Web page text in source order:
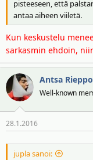
pisteeseen, että
antaa aiheen viiletä.
Kun keskustelu
sarkasmin ehdoin,
Antsa Rieppo
Well-known
28.1.2016
jupla sanoi: